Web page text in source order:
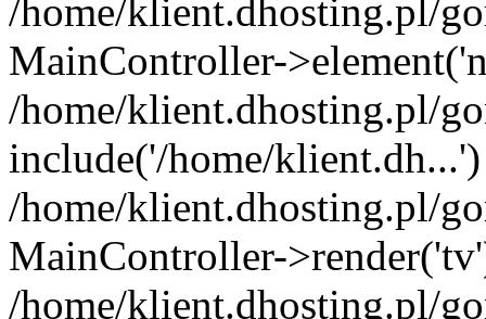
/home/klient.dhosting.pl/
MainController-
/home/klient.dhosting.pl/
include('/home/
/home/klient.dhosting.pl/
MainController-
/home/klient.dhosting.pl/